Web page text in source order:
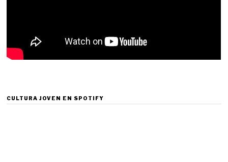
CULTURA JOVEN EN SPOTIFY